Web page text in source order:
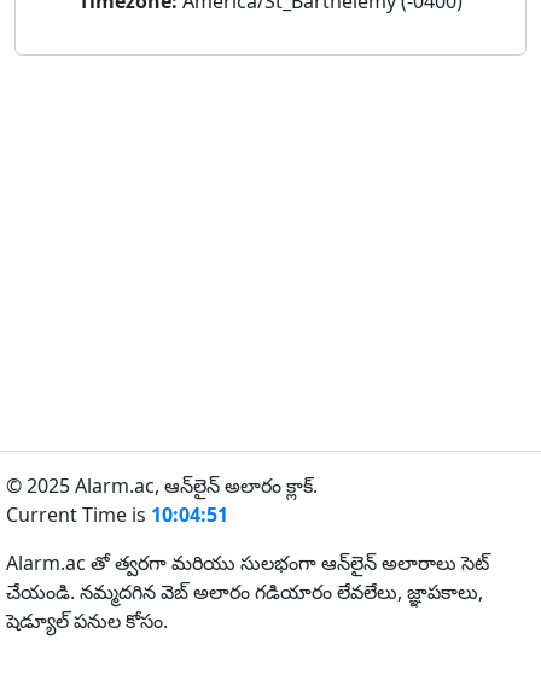
© 2025 Alarm.ac, ఆన్‌లైన్ అలారం క్లాక్.
Current Time is 10:04:51
Alarm.ac తో త్వరగా మరియు సులభంగా ఆన్‌లైన్ అలారాలు సెట్
చేయండి. నమ్మదగిన వెబ్ అలారం గడియారం లేవలేలు, జ్ఞాపకాలు,
షెడ్యూల్ పనుల కోసం.